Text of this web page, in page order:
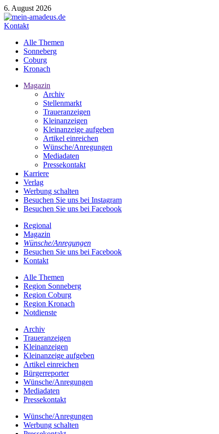
6. August 2026
Kontakt
Alle Themen
Sonneberg
Coburg
Kronach
Magazin
Archiv
Stellenmarkt
Traueranzeigen
Kleinanzeigen
Kleinanzeige aufgeben
Artikel einreichen
Wünsche/Anregungen
Mediadaten
Pressekontakt
Karriere
Verlag
Werbung schalten
Besuchen Sie uns bei Instagram
Besuchen Sie uns bei Facebook
Regional
Magazin
Wünsche/Anregungen
Besuchen Sie uns bei Facebook
Kontakt
Alle Themen
Region Sonneberg
Region Coburg
Region Kronach
Notdienste
Archiv
Traueranzeigen
Kleinanzeigen
Kleinanzeige aufgeben
Artikel einreichen
Bürgerreporter
Wünsche/Anregungen
Mediadaten
Pressekontakt
Wünsche/Anregungen
Werbung schalten